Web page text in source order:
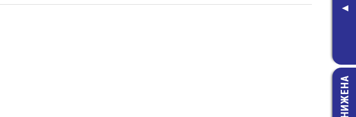
7,00 руб.